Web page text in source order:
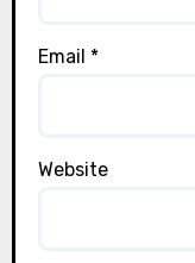
Email *
Website